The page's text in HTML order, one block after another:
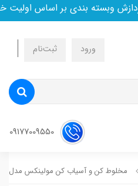
وبسته بندی بر اساس اولیت
ورود ثبت‌نام
مخلوط کن و آسیاب کن مولینکس مدل LM438